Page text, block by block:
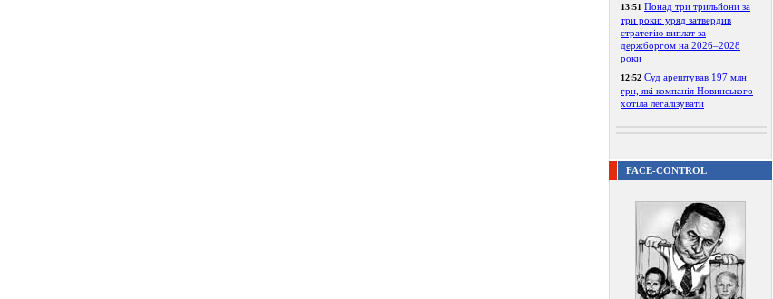
13:51 Понад три трильйони за
три роки: уряд затвердив
стратегію виплат за
держборгом на 2026–2028
роки
12:52 Суд арештував 197 млн
грн, які компанія Новинського
хотіла легалізувати
FACE-CONTROL